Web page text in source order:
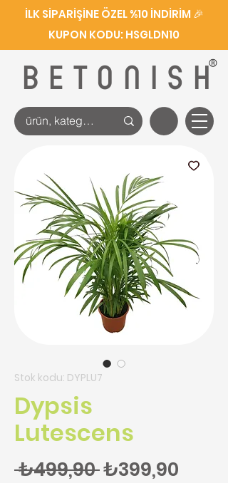
BETONISH
®
İLK SİPARİŞİNE ÖZEL %10 İNDİRİM 🎉
KUPON KODU: HSGLDN10
Stok kodu: DYPLU7
Dypsis
Lutescens
₺499,90 Normal Fiyat
₺399,90